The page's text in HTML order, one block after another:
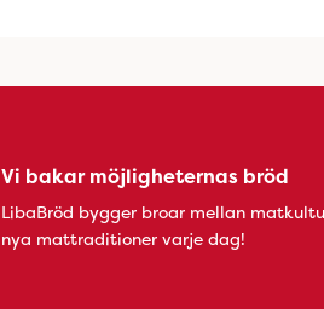
Vi bakar möjligheternas bröd
LibaBröd bygger broar mellan
nya mattraditioner varje dag!